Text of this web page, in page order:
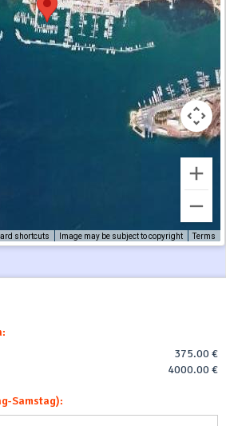
shortcuts Image may be subject to copyright Terms
375.00 €
4000.00 €
Samstag):